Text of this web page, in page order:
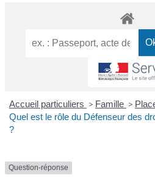
Accueil particuliers > Famille >
Quel est le rôle du Défenseur des
?
Question-réponse